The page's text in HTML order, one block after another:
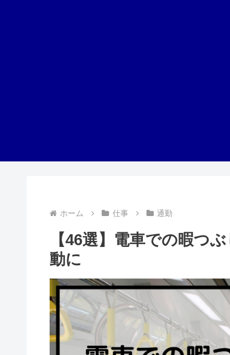
ホーム 仕事 通勤
【46選】電車での暇つ
動に